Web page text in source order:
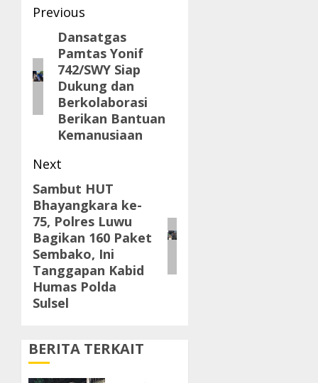
Post
navigation
Previous
Previous
post:
Dansatgas
Pamtas Yonif
742/SWY Siap
Dukung dan
Berkolaborasi
Berikan Bantuan
Kemanusiaan
Next
Next
post:
Sambut HUT
Bhayangkara ke-
75, Polres Luwu
Bagikan 160 Paket
Sembako, Ini
Tanggapan Kabid
Humas Polda
Sulsel
BERITA TERKAIT